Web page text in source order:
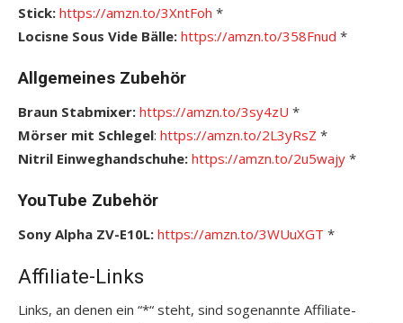
Stick: https://amzn.to/3XntFoh *
Locisne Sous Vide Bälle: https://amzn.to/358Fnud *
Allgemeines Zubehör
Braun Stabmixer: https://amzn.to/3sy4zU *
Mörser mit Schlegel: https://amzn.to/2L3yRsZ *
Nitril Einweghandschuhe: https://amzn.to/2u5wajy *
YouTube Zubehör
Sony Alpha ZV-E10L: https://amzn.to/3WUuXGT *
Affiliate-Links
Links, an denen ein “*“ steht, sind sogenannte Affiliate-